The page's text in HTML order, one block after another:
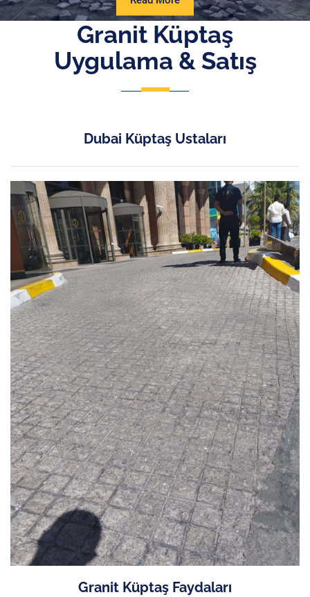
More
Granit Küptaş
Uygulama & Satış
Dubai Küptaş Ustaları
Granit Küptaş Faydaları